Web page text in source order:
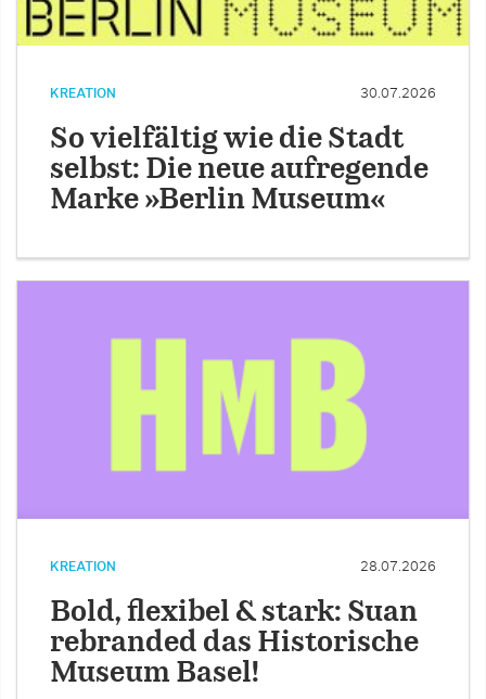
KREATION 30.07.2026
So vielfältig wie die Stadt
selbst: Die neue aufregende
Marke »Berlin Museum«
KREATION 28.07.2026
Bold, flexibel & stark: Suan
rebranded das Historische
Museum Basel!